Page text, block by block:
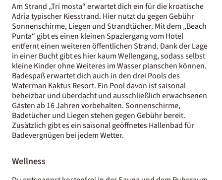
Am Strand „Tri mosta“ erwartet dich ein für die kroatische
Adria typischer Kiesstrand. Hier nutzt du gegen Gebühr
Sonnenschirme, Liegen und Strandtücher. Mit dem „Beach
Punta“ gibt es einen kleinen Spaziergang vom Hotel
entfernt einen weiteren öffentlichen Strand. Dank der Lage
in einer Bucht gibt es hier kaum Wellengang, sodass selbst
kleine Kinder ohne Weiteres im Wasser planschen können.
Badespaß erwartet dich auch in den drei Pools des
Waterman Kaktus Resort. Ein Pool davon ist saisonal
beheizbar und überdacht und ausschließlich erwachsenen
Gästen ab 16 Jahren vorbehalten. Sonnenschirme,
Badetücher und Liegen stehen gegen Gebühr bereit.
Zusätzlich gibt es ein saisonal geöffnetes Hallenbad für
Badevergnügen bei jedem Wetter.
Wellness